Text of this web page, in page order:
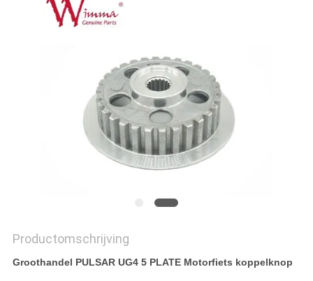
Productomschrijving
Groothandel PULSAR UG4 5 PLATE Motorfiets koppelknop